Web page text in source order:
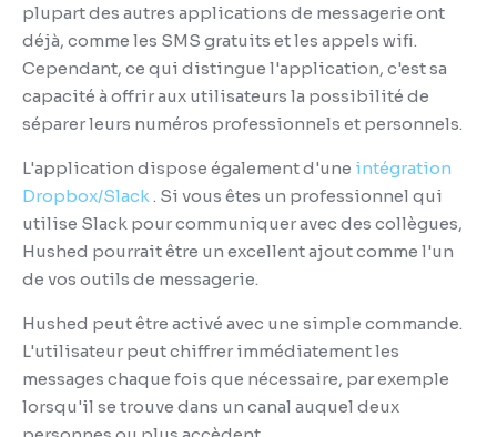
plupart des autres applications de messagerie ont
déjà, comme les SMS gratuits et les appels wifi.
Cependant, ce qui distingue l'application, c'est sa
capacité à offrir aux utilisateurs la possibilité de
séparer leurs numéros professionnels et personnels.
L'application dispose également d'une intégration
Dropbox/Slack . Si vous êtes un professionnel qui
utilise Slack pour communiquer avec des collègues,
Hushed pourrait être un excellent ajout comme l'un
de vos outils de messagerie.
Hushed peut être activé avec une simple commande.
L'utilisateur peut chiffrer immédiatement les
messages chaque fois que nécessaire, par exemple
lorsqu'il se trouve dans un canal auquel deux